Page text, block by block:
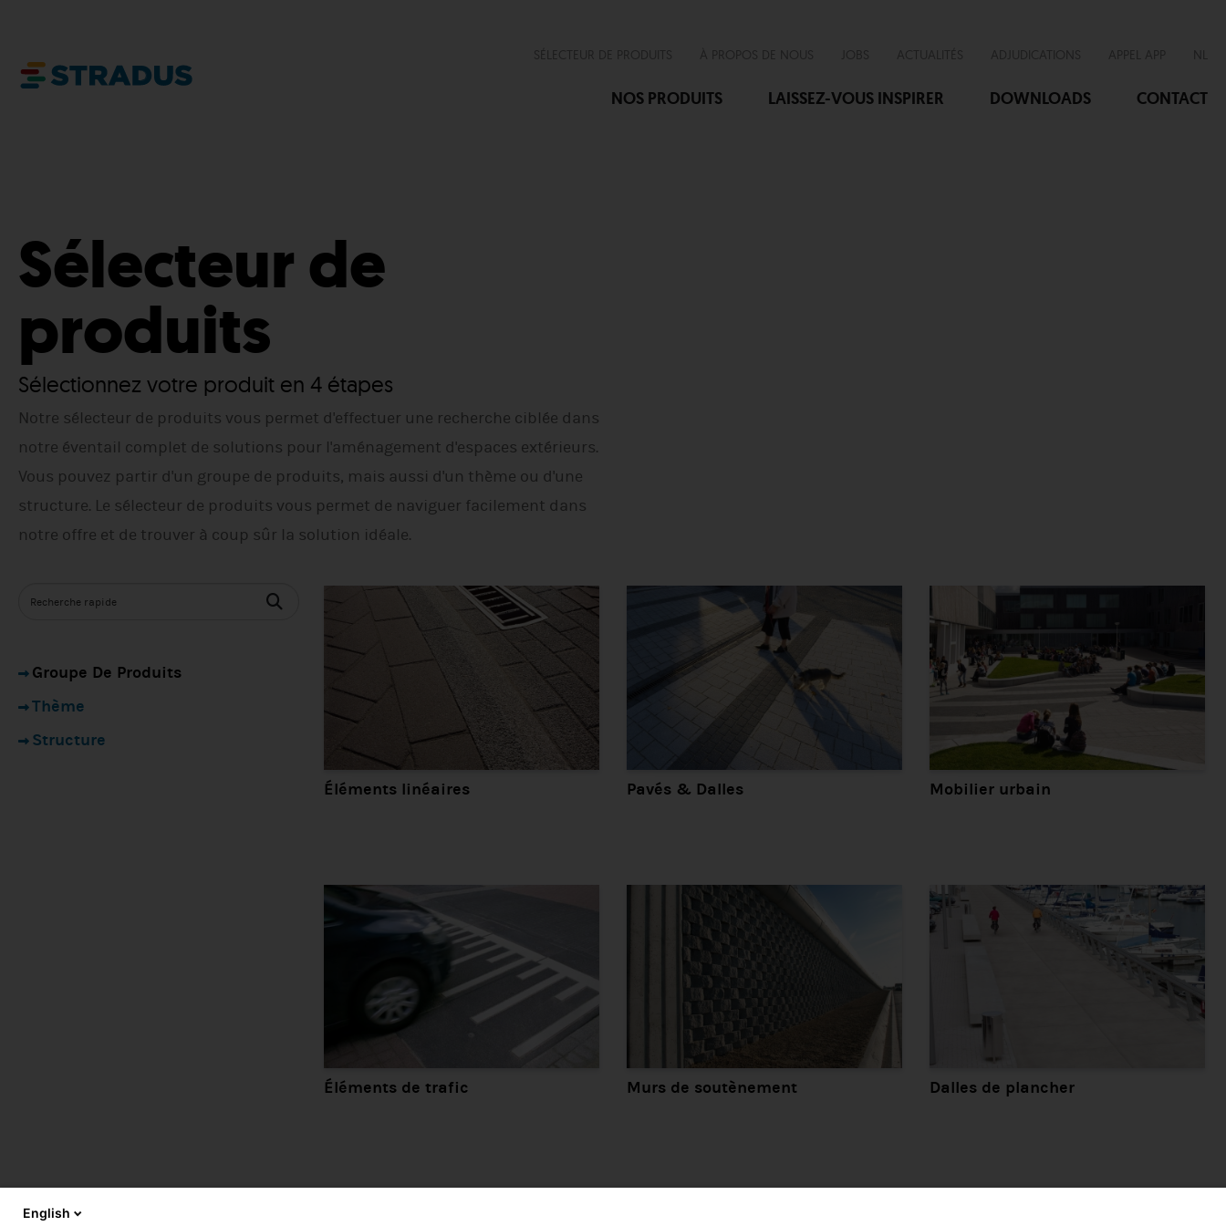
NOS PRODUITS LAISSEZ-VOUS INSPIRER DOWNLOADS CONTACT
Sélecteur de
produits
Sélectionnez votre produit en 4 étapes
Notre sélecteur de produits vous permet d'effectuer une recherche ciblée dans
notre éventail complet de solutions pour l'aménagement d'espaces extérieurs.
Vous pouvez partir d'un groupe de produits, mais aussi d'un thème ou d'une
structure. Le sélecteur de produits vous permet de naviguer facilement dans
notre offre et de trouver à coup sûr la solution idéale.
Groupe De Produits
Thème
Structure
Éléments linéaires Pavés & Dalles Mobilier urbain
Éléments de trafic Murs de soutènement Dalles de plancher
English